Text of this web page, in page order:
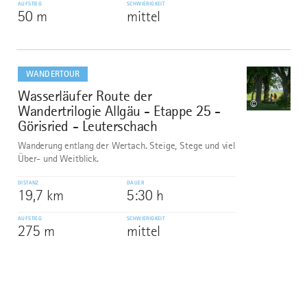
AUFSTIEG
50 m
SCHWIERIGKEIT
mittel
WANDERTOUR
10
Wasserläufer Route der
Wandertrilogie Allgäu - Etappe 25 -
Görisried - Leuterschach
©
Wanderung entlang der Wertach. Steige, Stege und viel
Über- und Weitblick.
DISTANZ
19,7 km
DAUER
5:30 h
AUFSTIEG
275 m
SCHWIERIGKEIT
mittel
dazu